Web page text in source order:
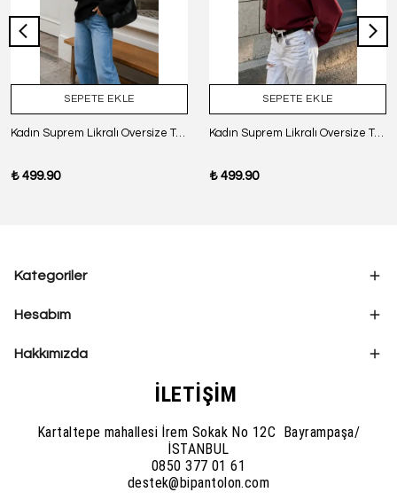
SEPETE EKLE
Kadın Suprem Likralı Oversize T-Shirt - SİYAH
₺ 499.90
SEPETE EKLE
Kadın Suprem Likralı Oversize T-Shirt - BORDO
₺ 499.90
Kategoriler
Hesabım
Hakkımızda
İLETİŞİM
Kartaltepe mahallesi İrem Sokak No 12C Bayrampaşa/
İSTANBUL
0850 377 01 61
destek@bipantolon.com